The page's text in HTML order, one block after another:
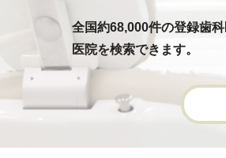
全国約68,000件の登録歯
医院を検索できます。